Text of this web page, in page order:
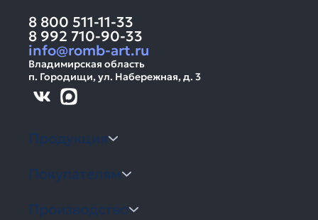
8 800 511-11-33
8 992 710-90-33
info@romb-art.ru
Владимирская область
п. Городищи, ул. Набережная, д. 3
Продукция
Покупателям
Производство